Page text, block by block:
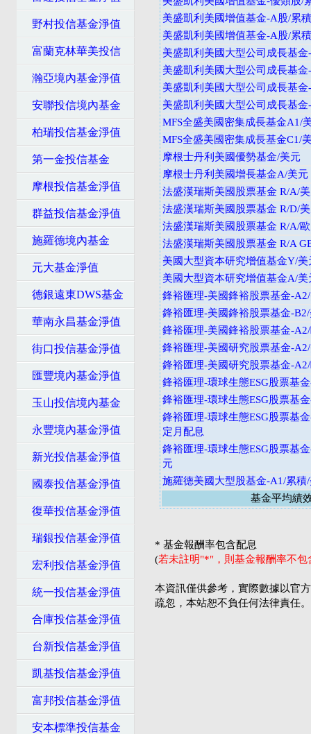
野村投信基金淨值
富蘭克林華美投信
瀚亞境內基金淨值
安聯投信境內基金
柏瑞投信基金淨值
第一金投信基金
摩根投信基金淨值
群益投信基金淨值
施羅德境內基金
元大基金淨值
德銀遠東DWS基金
華南永昌基金淨值
街口投信基金淨值
匯豐境內基金淨值
玉山投信境內基金
永豐境內基金淨值
新光投信基金淨值
國泰投信基金淨值
復華投信基金淨值
瑞銀投信基金淨值
宏利投信基金淨值
統一投信基金淨值
合庫投信基金淨值
台新投信基金淨值
凱基投信基金淨值
富邦投信基金淨值
安本標準投信基金
美盛凱利美國增值基金-A股/累
美盛凱利美國增值基金-A股/累
美盛凱利美國大型公司成長基
美盛凱利美國大型公司成長基
美盛凱利美國大型公司成長基
美盛凱利美國大型公司成長基
MFS全盛美國密集成長基金A1/
MFS全盛美國密集成長基金C1/
摩根士丹利美國優勢基金/美元
摩根士丹利美國增長基金A/美元
法盛漢瑞斯美國股票基金 R/A/
法盛漢瑞斯美國股票基金 R/D/
法盛漢瑞斯美國股票基金 R/A/
法盛漢瑞斯美國股票基金 R/A
美國大型資本研究增值基金Y/美
美國大型資本研究增值基金A/美
鋒裕匯理-美國鋒裕股票基金-
鋒裕匯理-美國鋒裕股票基金-
鋒裕匯理-美國鋒裕股票基金-
鋒裕匯理-美國研究股票基金-
鋒裕匯理-美國研究股票基金-
鋒裕匯理-環球生態ESG股票基
鋒裕匯理-環球生態ESG股票基
鋒裕匯理-環球生態ESG股票基
定月配息
鋒裕匯理-環球生態ESG股票基
元
施羅德美國大型股基金-A1/累積
基金平均績
* 基金報酬率包含配息
(若未註明"*"，則基金報酬率不
本資訊僅供參考，實際數據以官
疏忽，本站恕不負任何法律責任。